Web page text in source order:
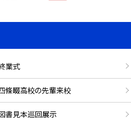
業式
條畷高校の先輩来校
書見本巡回展示